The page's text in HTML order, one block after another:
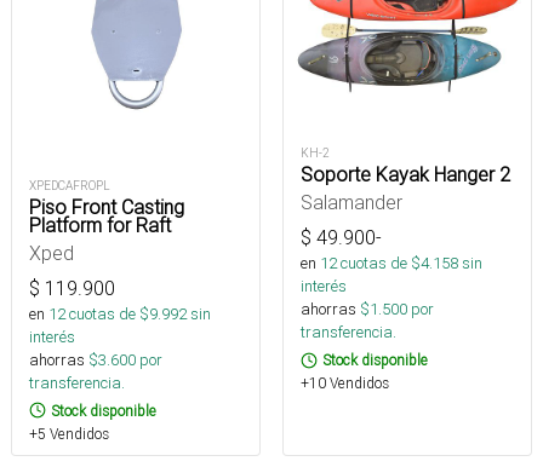
XPEDCAFROPL
Piso Front Casting
Platform for Raft
Xped
$ 119.900
en 12cuotas de $9.992sin
interés
ahorras $3.600 por
transferencia.
Stock disponible
+5 Vendidos
KH-2
Soporte Kayak Hanger 2
Salamander
$ 49.900-
en 12cuotas de $4.158sin
interés
ahorras $1.500 por
transferencia.
Stock disponible
+10 Vendidos